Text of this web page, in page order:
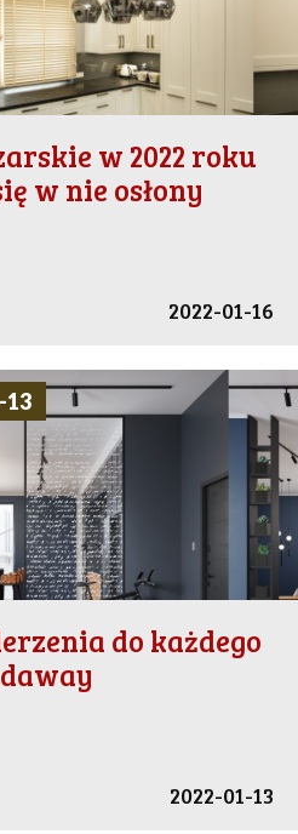
w 2022 roku
w nie osłony
2022-01-16
13
do każdego
2022-01-13